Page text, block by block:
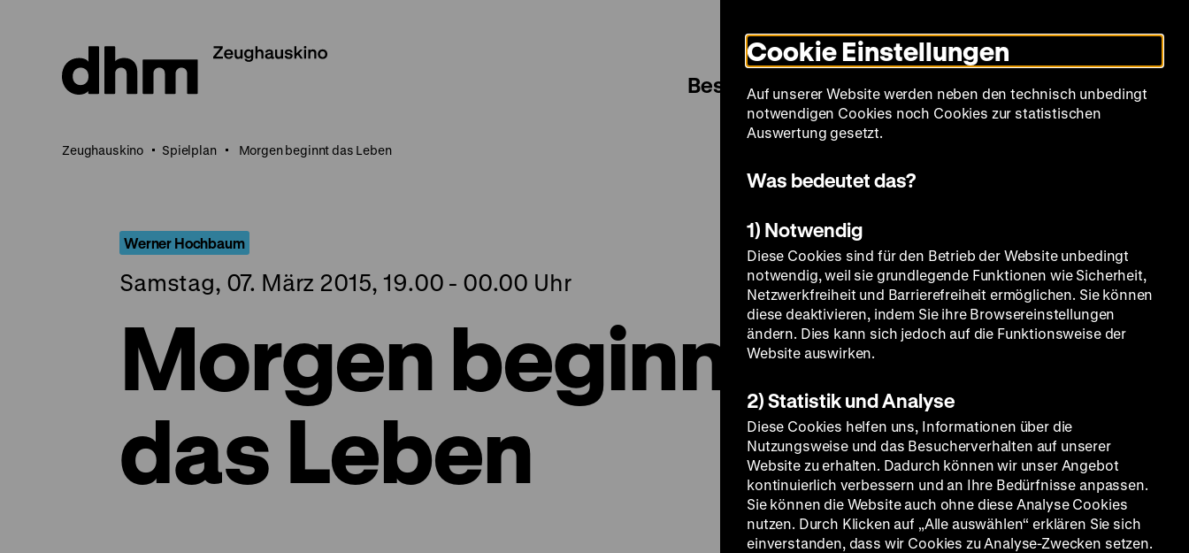
Seiteninhalt
springen
Modus
umschalten
Sprache
Besuch Spielplan Filmreihen Über uns
Zeughauskino Spielplan Morgen beginnt das Leben
Werner Hochbaum
Samstag, 07. März 2015, 19.00 - 00.00 Uhr
Morgen beginnt
das Leben
Cookie Einstellungen
Auf unserer Website werden neben den technisch unbedingt
notwendigen Cookies noch Cookies zur statistischen
Auswertung gesetzt.
Was bedeutet das?
1) Notwendig
Diese Cookies sind für den Betrieb der Website unbedingt
notwendig, weil sie grundlegende Funktionen wie Sicherheit,
Netzwerkfreiheit und Barrierefreiheit ermöglichen. Sie können
diese deaktivieren, indem Sie ihre Browsereinstellungen
ändern. Dies kann sich jedoch auf die Funktionsweise der
Website auswirken.
2) Statistik und Analyse
Diese Cookies helfen uns, Informationen über die
Nutzungsweise und das Besucherverhalten auf unserer
Website zu erhalten. Dadurch können wir unser Angebot
kontinuierlich verbessern und an Ihre Bedürfnisse anpassen.
Sie können die Website auch ohne diese Analyse Cookies
nutzen. Durch Klicken auf „Alle auswählen“ erklären Sie sich
einverstanden, dass wir Cookies zu Analyse-Zwecken setzen.